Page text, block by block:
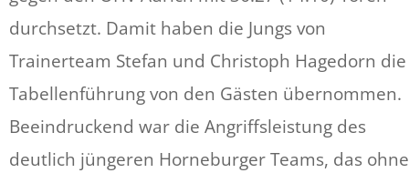
durchsetzt. Damit haben die Jungs von
Trainerteam Stefan und Christoph Hagedorn die
Tabellenführung von den Gästen übernommen.
Beeindruckend war die Angriffsleistung des
deutlich jüngeren Horneburger Teams, das ohne